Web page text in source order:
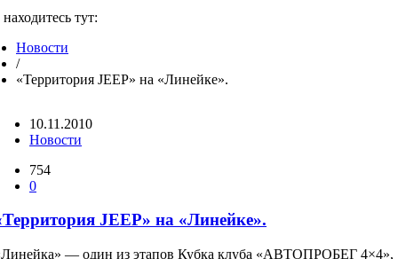
тут:
Новости
/
«Территория JEEP» на «Линейке».
10.11.2010
Новости
754
0
JEEP» на «Линейке».
— один из этапов Кубка клуба «АВТОПРОБЕГ 4×4»,